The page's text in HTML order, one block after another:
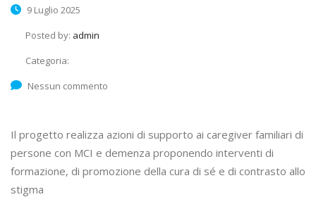
9 Luglio 2025
Posted by: admin
Categoria:
Nessun commento
Il progetto realizza azioni di supporto ai caregiver familiari di
persone con MCI e demenza proponendo interventi di
formazione, di promozione della cura di sé e di contrasto allo
stigma